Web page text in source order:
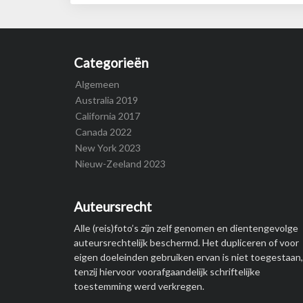
Categorieën
Algemeen
Australia 2019
California 2017
Canada 2022
New York 2023
Nieuw-Zeeland 2023
Auteursrecht
Alle (reis)foto’s zijn zelf genomen en dientengevolge
auteursrechtelijk beschermd. Het dupliceren of voor
eigen doeleinden gebruiken ervan is niet toegestaan,
tenzij hiervoor voorafgaandelijk schriftelijke
toestemming werd verkregen.